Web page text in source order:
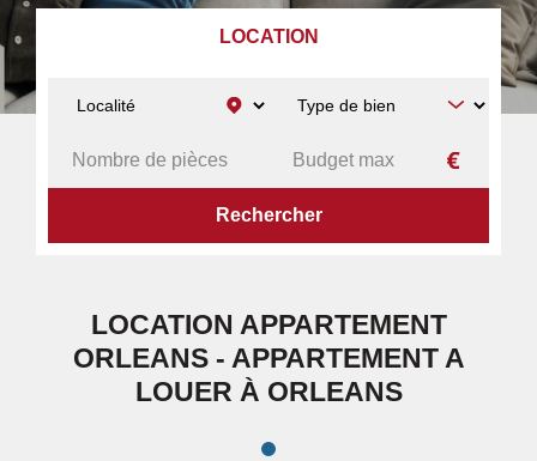
LOCATION
APPARTEMENT
LOCATION APPARTEMENT
ORLEANS - APPARTEMENT A
LOUER À ORLEANS